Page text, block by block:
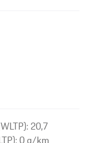
20,7